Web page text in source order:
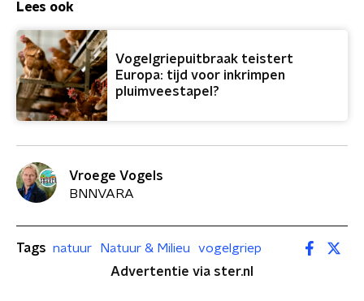
Lees ook
Vogelgriepuitbraak teistert
Europa: tijd voor inkrimpen
pluimveestapel?
Vroege Vogels
BNNVARA
Tags natuur Natuur & Milieu
vogelgriep
Advertentie via ster.nl